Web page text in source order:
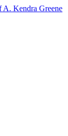
A. Kendra Greene